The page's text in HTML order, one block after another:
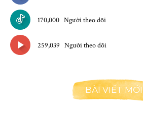
170,000 Người theo dõi
259,039 Người theo dõi
BÀI VIẾT MỚI